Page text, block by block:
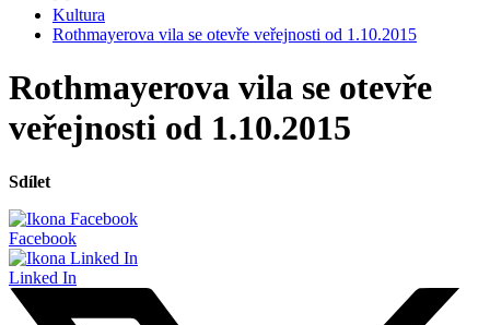
Kultura
Rothmayerova vila se otevře veřejnosti od 1.10.2015
Rothmayerova vila se otevře
veřejnosti od 1.10.2015
Sdílet
Facebook
Linked In